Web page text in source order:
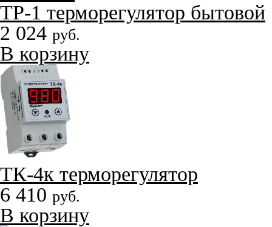
ТР-1 терморегулятор бытовой
2 024 руб.
В корзину
ТК-4к терморегулятор
6 410 руб.
В корзину